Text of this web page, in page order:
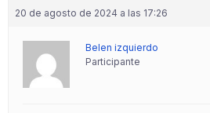
20 de agosto de 2024 a las 17:26
Belen izquierdo
Participante